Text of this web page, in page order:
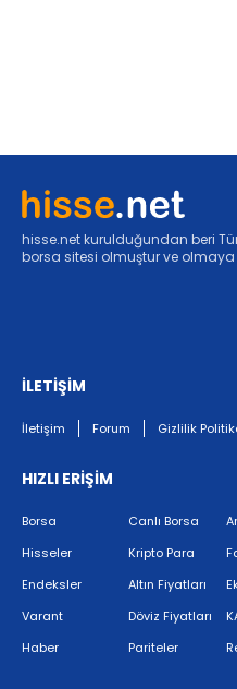
hisse.net kurulduğundan beri
borsa sitesi olmuştur ve
İLETİŞİM
İletişim Forum Gizlilik
HIZLI ERİŞİM
Borsa
Hisseler
Endeksler
Varant
Haber
Canlı Borsa
Kripto Para
Altın Fiyatları
Döviz Fiyatları
Pariteler